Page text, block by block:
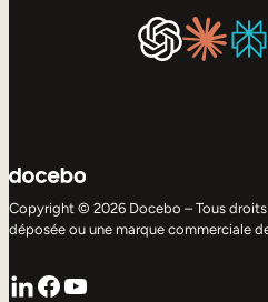
Copyright © 2026 Docebo – Tous
déposée ou une marque commerciale
LinkedIn
Facebook
YouTube